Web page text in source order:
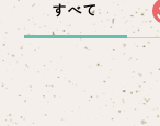
すべて